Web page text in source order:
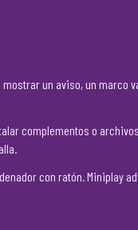
un aviso, un marco
complementos o
con ratón. Miniplay